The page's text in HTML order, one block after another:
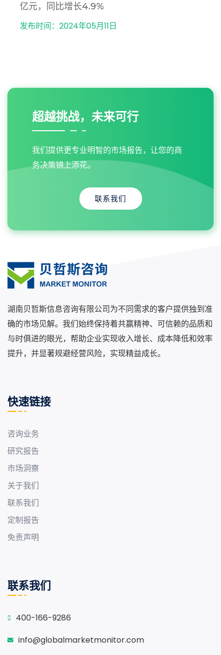
亿元，同比增长4.9%
发布时间：2024年05月11日
超越挑战，未来可行
我们提供更专业明智的市场报告，让您的商
务决策锦上添花。
联系我们
湖南贝哲斯信息咨询有限公司为不同需求的客户提供独到准
确的市场见解。我们始终保持着共赢精神、可信赖的品质和
与时俱进的眼光，帮助企业实现收入增长、成本降低和效率
提升，并显著规避经营风险，实现精益成长。
快速链接
咨询业务
研究报告
市场洞察
关于我们
联系我们
定制报告
免责声明
联系我们
400-166-9286
info@globalmarketmonitor.com